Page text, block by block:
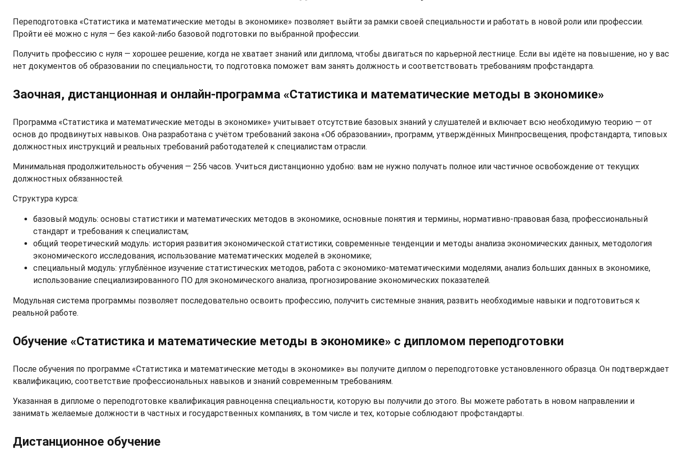
Переподготовка «Статистика и математические методы в экономике» позволяет выйти за рамки своей специальности и работать в новой роли или профессии.
Пройти её можно с нуля — без какой-либо базовой подготовки по выбранной профессии.
Получить профессию с нуля — хорошее решение, когда не хватает знаний или диплома, чтобы двигаться по карьерной лестнице. Если вы идёте на повышение, но у вас
нет документов об образовании по специальности, то подготовка поможет вам занять должность и соответствовать требованиям профстандарта.
Заочная, дистанционная и онлайн-программа «Статистика и математические методы в экономике»
Программа «Статистика и математические методы в экономике» учитывает отсутствие базовых знаний у слушателей и включает всю необходимую теорию — от
основ до продвинутых навыков. Она разработана с учётом требований закона «Об образовании», программ, утверждённых Минпросвещения, профстандарта, типовых
должностных инструкций и реальных требований работодателей к специалистам отрасли.
Минимальная продолжительность обучения — 256 часов. Учиться дистанционно удобно: вам не нужно получать полное или частичное освобождение от текущих
должностных обязанностей.
Структура курса:
базовый модуль: основы статистики и математических методов в экономике, основные понятия и термины, нормативно-правовая база, профессиональный
стандарт и требования к специалистам;
общий теоретический модуль: история развития экономической статистики, современные тенденции и методы анализа экономических данных, методология
экономического исследования, использование математических моделей в экономике;
специальный модуль: углублённое изучение статистических методов, работа с экономико-математическими моделями, анализ больших данных в экономике,
использование специализированного ПО для экономического анализа, прогнозирование экономических показателей.
Модульная система программы позволяет последовательно освоить профессию, получить системные знания, развить необходимые навыки и подготовиться к
реальной работе.
Обучение «Статистика и математические методы в экономике» с дипломом переподготовки
После обучения по программе «Статистика и математические методы в экономике» вы получите диплом о переподготовке установленного образца. Он подтверждает
квалификацию, соответствие профессиональных навыков и знаний современным требованиям.
Указанная в дипломе о переподготовке квалификация равноценна специальности, которую вы получили до этого. Вы можете работать в новом направлении и
занимать желаемые должности в частных и государственных компаниях, в том числе и тех, которые соблюдают профстандарты.
Дистанционное обучение